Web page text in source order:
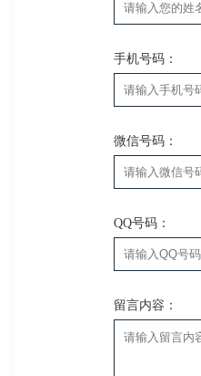
手机号码：
微信号码：
QQ号码：
留言内容：